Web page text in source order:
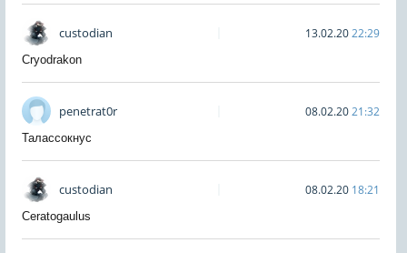
custodian 13.02.2022:29
Cryodrakon
penetrat0r 08.02.2021:32
Талассокнус
custodian 08.02.20 18:21
Ceratogaulus